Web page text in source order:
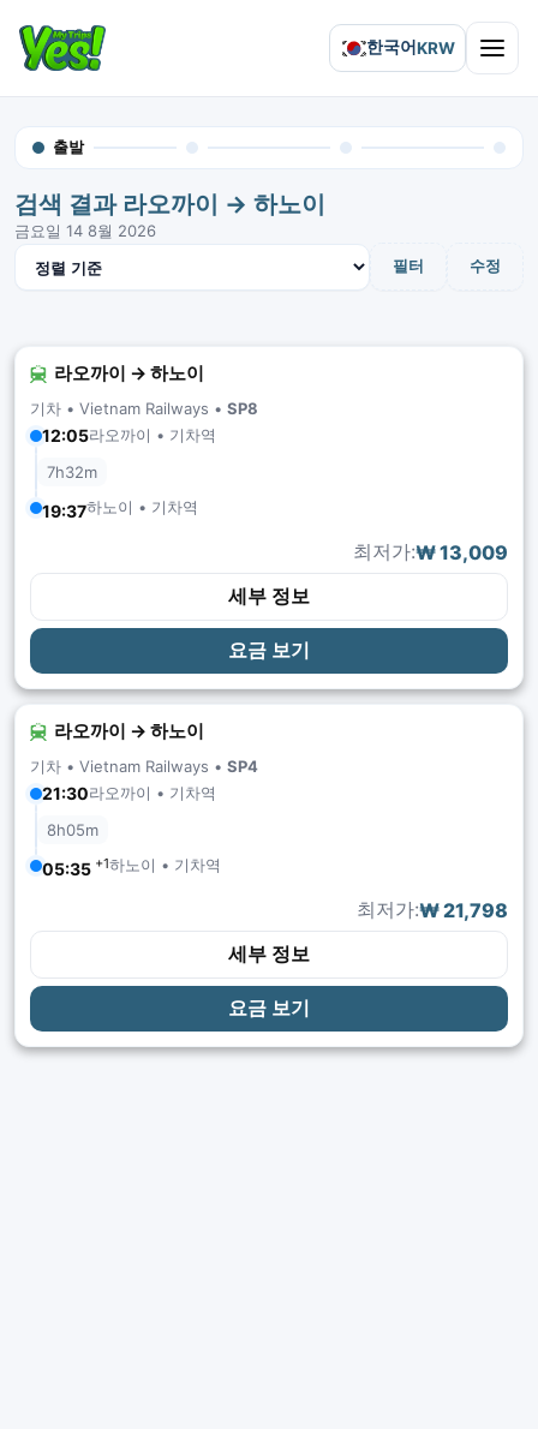
한국어KRW Open
출발
검색 결과 라오까이 → 하노이
금요일 14 8월 2026
필터 수정
결과 정렬
라오까이 → 하노이
기차 • Vietnam Railways • SP8
12:05라오까이 • 기차역
7h32m
19:37하노이 • 기차역
최저가:₩ 13,009
세부 정보
요금 보기
라오까이 → 하노이
기차 • Vietnam Railways • SP4
21:30라오까이 • 기차역
8h05m
05:35 +1하노이 • 기차역
최저가:₩ 21,798
세부 정보
요금 보기